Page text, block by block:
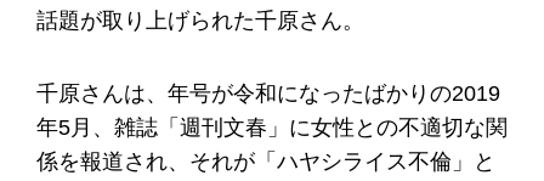
話題が取り上げられた千原さん。
千原さんは、年号が令和になったばかりの2019
年5月、雑誌「週刊文春」に女性との不適切な関
係を報道され、それが「ハヤシライス不倫」と